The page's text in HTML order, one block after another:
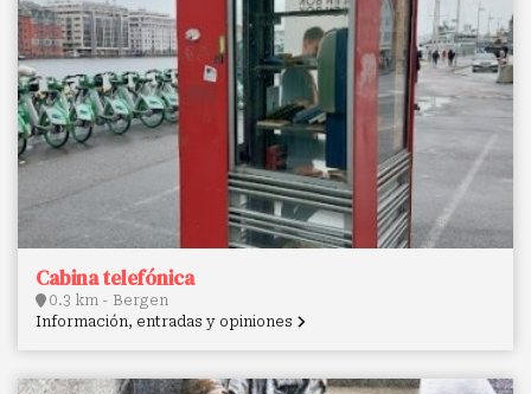
Cabina telefónica
0.3 km - Bergen
Información, entradas y opiniones